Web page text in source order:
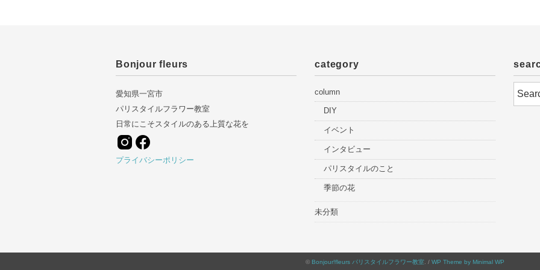
Bonjour fleurs
愛知県一宮市
パリスタイルフラワー教室
日常にこそスタイルのある上質な花を
プライバシーポリシー
category
column
DIY
イベント
インタビュー
パリスタイルのこと
季節の花
未分類
© Bonjour!fleurs パリスタイルフラワー教室 . / WP Theme by Minimal WP